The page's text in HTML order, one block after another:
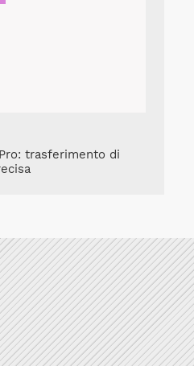
trasferimento di